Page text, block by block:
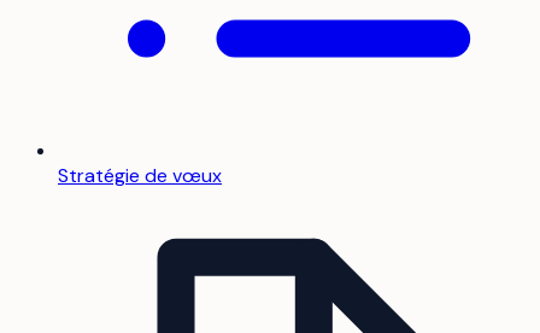
Stratégie de vœux